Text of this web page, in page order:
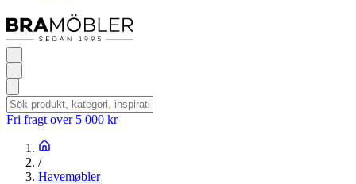
Fri fragt over 5 000 kr
/
Havemøbler